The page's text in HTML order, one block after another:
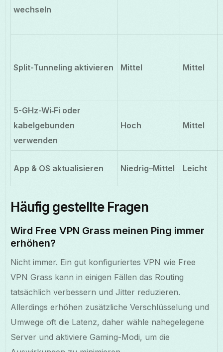
wechseln
Split-Tunneling aktivieren Mittel Mittel
5-GHz-Wi‑Fi oder
kabelgebunden
verwenden
Hoch Mittel
App & OS aktualisieren Niedrig–Mittel Leicht
Häufig gestellte Fragen
Wird Free VPN Grass meinen Ping immer
erhöhen?
Nicht immer. Ein gut konfiguriertes VPN wie Free
VPN Grass kann in einigen Fällen das Routing
tatsächlich verbessern und Jitter reduzieren.
Allerdings erhöhen zusätzliche Verschlüsselung und
Umwege oft die Latenz, daher wähle nahegelegene
Server und aktiviere Gaming-Modi, um die